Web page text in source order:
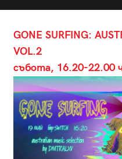
GONE SURFING:
VOL.2
събота, 16.20-22.00